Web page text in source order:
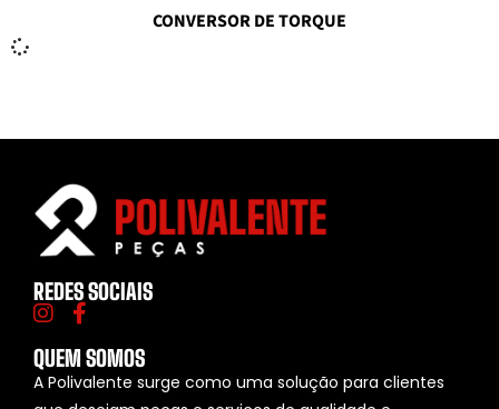
CONVERSOR DE TORQUE
REDES SOCIAIS
QUEM SOMOS
A Polivalente surge como uma solução para clientes